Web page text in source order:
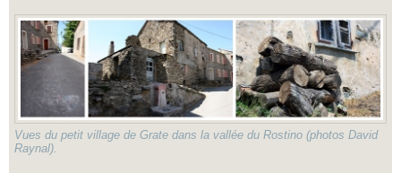
Vues du petit village de Grate dans la vallée du Rostino (photos David
Raynal).